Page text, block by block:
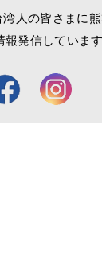
人の皆さまに
発信しています